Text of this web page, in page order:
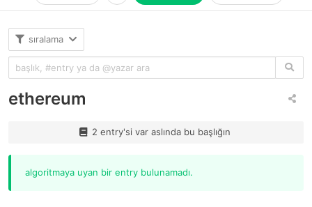
sıralama
ethereum
2 entry'si var aslında bu başlığın
algoritmaya uyan bir entry bulunamadı.